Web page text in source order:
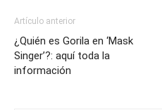
Artículo anterior
¿Quién es Gorila en ‘Mask
Singer’?: aquí toda la
información